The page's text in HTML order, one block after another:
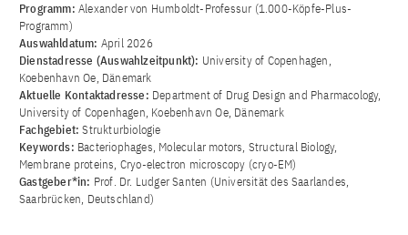
Programm: Alexander von Humboldt-Professur (1.000-Köpfe-Plus-
Programm)
Auswahldatum: April 2026
Dienstadresse (Auswahlzeitpunkt): University of Copenhagen,
Koebenhavn Oe, Dänemark
Aktuelle Kontaktadresse: Department of Drug Design and Pharmacology,
University of Copenhagen, Koebenhavn Oe, Dänemark
Fachgebiet:Strukturbiologie
Keywords: Bacteriophages, Molecular motors, Structural Biology,
Membrane proteins, Cryo-electron microscopy (cryo-EM)
Gastgeber*in: Prof. Dr. Ludger Santen (Universität des Saarlandes,
Saarbrücken, Deutschland)